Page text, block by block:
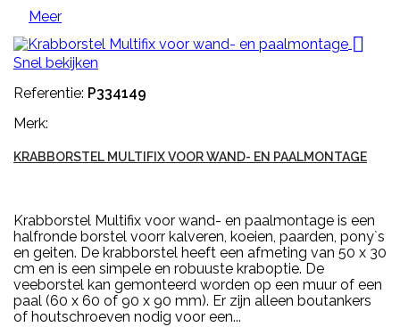
Meer

Snel bekijken
Referentie: P334149
Merk:
KRABBORSTEL MULTIFIX VOOR WAND- EN PAALMONTAGE
Krabborstel Multifix voor wand- en paalmontage is een
halfronde borstel voorr kalveren, koeien, paarden, pony`s
en geiten. De krabborstel heeft een afmeting van 50 x 30
cm en is een simpele en robuuste kraboptie. De
veeborstel kan gemonteerd worden op een muur of een
paal (60 x 60 of 90 x 90 mm). Er zijn alleen boutankers
of houtschroeven nodig voor een...